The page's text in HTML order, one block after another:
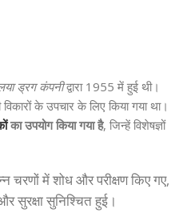
ड्रग कंपनीद्वारा 1955 में हुई थी।
के उपचार के लिए किया गया था।
का उपयोग किया गया है, जिन्हें विशेषज्ञों
चरणों में शोध और परीक्षण किए गए,
सुरक्षा सुनिश्चित हुई।